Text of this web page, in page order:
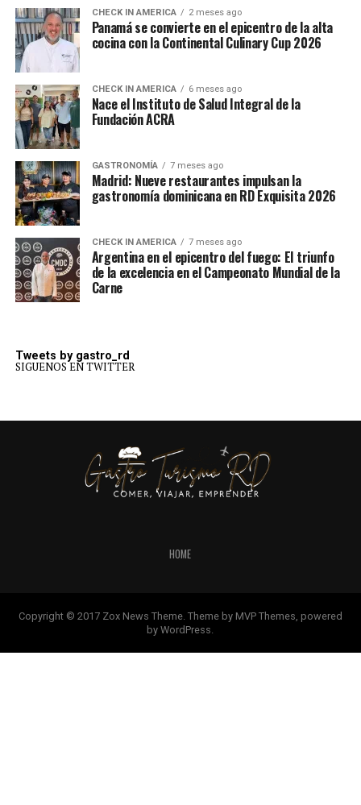
CHECK IN AMERICA 2 meses ago
Panamá se convierte en el epicentro de la alta
cocina con la Continental Culinary Cup 2026
CHECK IN AMERICA 6 meses ago
Nace el Instituto de Salud Integral de la
Fundación ACRA
GASTRONOMÍA 7 meses ago
Madrid: Nueve restaurantes impulsan la
gastronomía dominicana en RD Exquisita 2026
CHECK IN AMERICA 7 meses ago
Argentina en el epicentro del fuego: El triunfo
de la excelencia en el Campeonato Mundial de la
Carne
Tweets by gastro_rd
SIGUENOS EN TWITTER
HOME
Copyright © 2017 Zox News Theme. Theme by MVP Themes, powered
by WordPress.